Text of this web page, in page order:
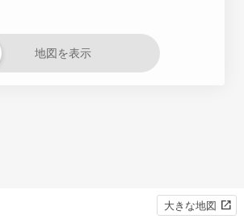
地図を表示
大きな地図